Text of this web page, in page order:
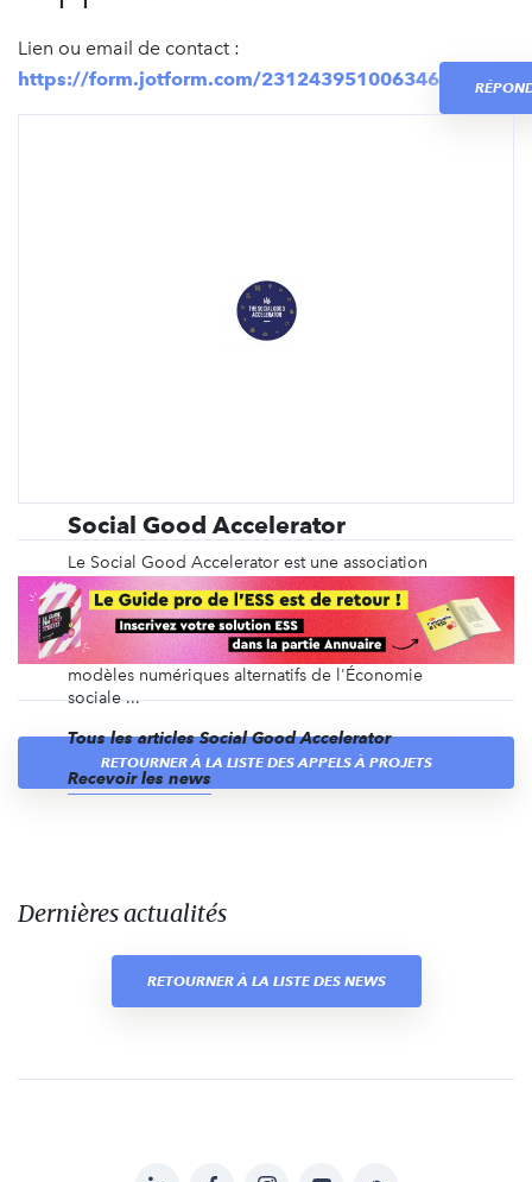
Lien ou email de contact :
https://form.jotform.com/231243951006346
Social Good Accelerator
Le Social Good Accelerator est une association
franco-européenne, née en 2017 d'un double
constat. D’un côté, la transition numérique des
organisations de l'Économie sociale et solidaire est
un impensé politique et stratégique, de l’autre les
modèles numériques alternatifs de l'Économie
sociale ...
Tous les articles Social Good Accelerator
Recevoir les news
RETOURNER À LA LISTE DES APPELS À PROJETS
Dernières actualités
RETOURNER À LA LISTE DES NEWS
LinkedInFacebookInstagramYouTubeSoundcloud